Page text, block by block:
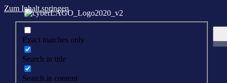
Zum Inhalt springen
Exact matches only
Search in title
Search in content